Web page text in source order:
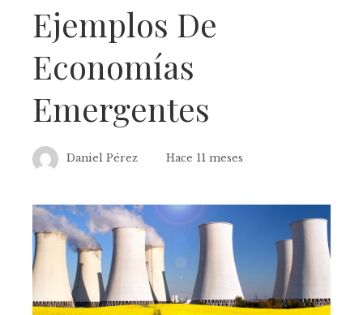
Ejemplos De
Economías
Emergentes
Daniel Pérez Hace 11 meses